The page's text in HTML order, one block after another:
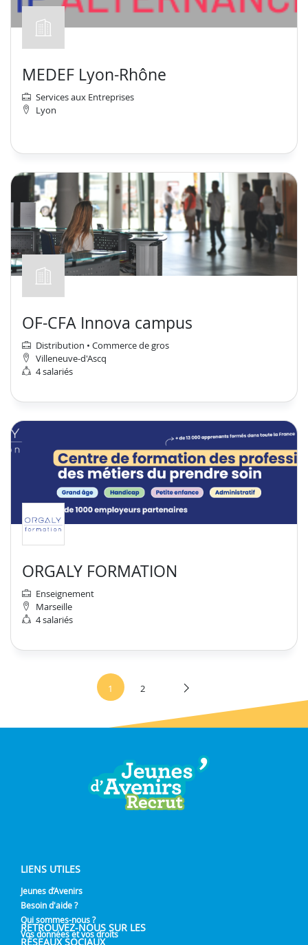
MEDEF Lyon-Rhône
Services aux Entreprises
Lyon
OF-CFA Innova campus
Distribution • Commerce de gros
Villeneuve-d'Ascq
4 salariés
ORGALY FORMATION
Enseignement
Marseille
4 salariés
1 2
LIENS UTILES
Jeunes d’Avenirs
Besoin d'aide ?
Qui sommes-nous ?
Vos données et vos droits
RETROUVEZ-NOUS SUR LES
RÉSEAUX SOCIAUX